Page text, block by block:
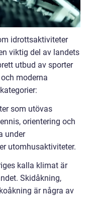
idrottsaktiviteter
viktig del av landets
utbud av sporter
moderna
som utövas
orientering och
under
utomhusaktiviteter.
kalla klimat är
Skidåkning,
är några av